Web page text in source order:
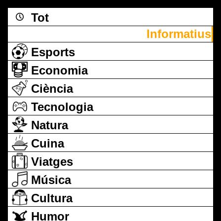
Tot
Informatius
Esports
Economia
Ciència
Tecnologia
Natura
Cuina
Viatges
Música
Cultura
Humor